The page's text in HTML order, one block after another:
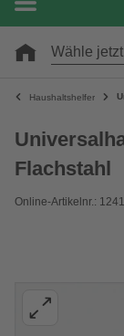
Wähle
Haushaltshelfer
Flachstahl
Online-Artikelnr.: